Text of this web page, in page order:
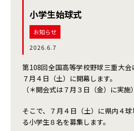
小学生始球式
お知らせ
2026.6.7
第108回全国高等学校野球三重大
７月４日（土）に開幕します。
（＊開会式は７月３日（金）に実施）
そこで、７月４日（土）に県内４
る小学生８名を募集します。